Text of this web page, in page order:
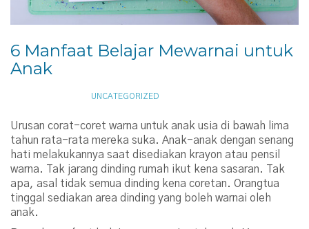
6 Manfaat Belajar Mewarnai untuk
Anak
UNCATEGORIZED
Urusan corat-coret warna untuk anak usia di bawah lima
tahun rata-rata mereka suka. Anak-anak dengan senang
hati melakukannya saat disediakan krayon atau pensil
warna. Tak jarang dinding rumah ikut kena sasaran. Tak
apa, asal tidak semua dinding kena coretan. Orangtua
tinggal sediakan area dinding yang boleh warnai oleh
anak.